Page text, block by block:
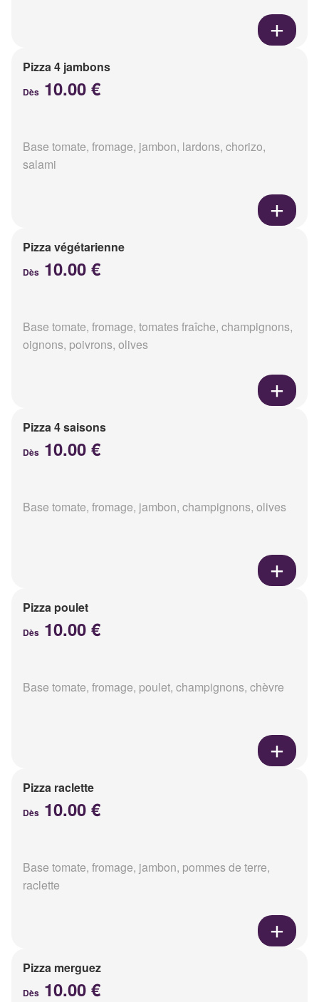
Pizza 4 jambons
Dès 10.00 €
Base tomate, fromage, jambon, lardons, chorizo,
salami
Pizza végétarienne
Dès 10.00 €
Base tomate, fromage, tomates fraîche, champignons,
oignons, poivrons, olives
Pizza 4 saisons
Dès 10.00 €
Base tomate, fromage, jambon, champignons, olives
Pizza poulet
Dès 10.00 €
Base tomate, fromage, poulet, champignons, chèvre
Pizza raclette
Dès 10.00 €
Base tomate, fromage, jambon, pommes de terre,
raclette
Pizza merguez
Dès 10.00 €